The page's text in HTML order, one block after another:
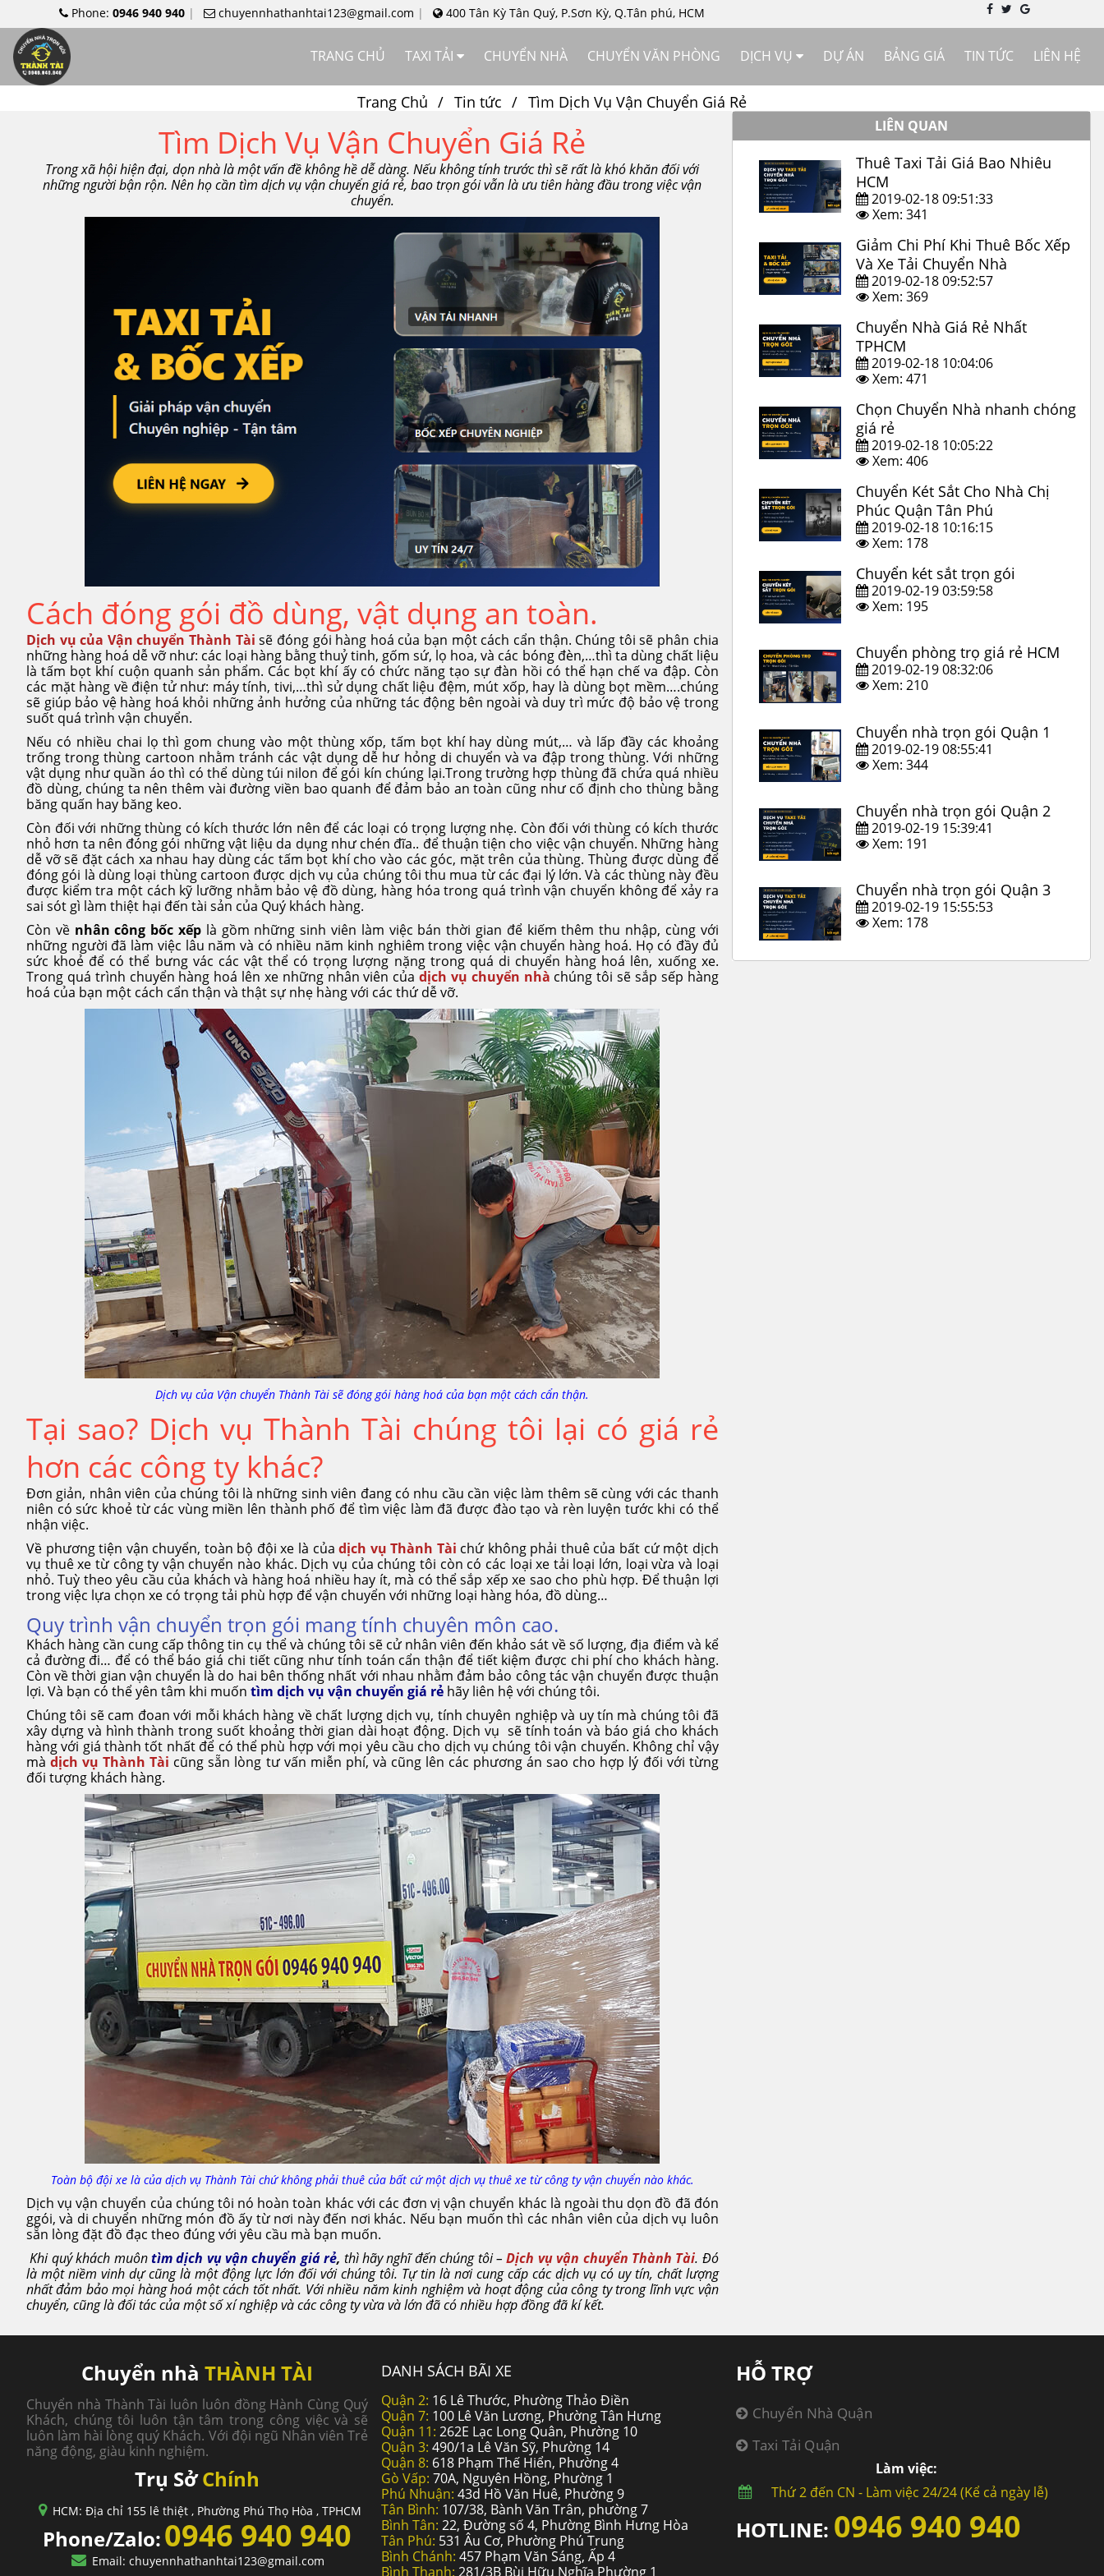
Phone: 0946 940 940 chuyennhathanhtai123@gmail.com 400 Tân Kỳ Tân Quý, P.Sơn Kỳ, Q.Tân phú, HCM
TRANG CHỦ TAXI TẢI CHUYỂN NHÀ CHUYỂN VĂN PHÒNG DỊCH VỤ DỰ ÁN BẢNG GIÁ TIN TỨC LIÊN HỆ
Trang Chủ Tin tức Tìm Dịch Vụ Vận Chuyển Giá Rẻ
Tìm Dịch Vụ Vận Chuyển Giá Rẻ
Trong xã hội hiện đại, dọn nhà là một vấn đề không hề dễ dàng. Nếu không tính trước thì sẽ rất là khó khăn đối với
những người bận rộn. Nên họ cần tìm dịch vụ vận chuyển giá rẻ, bao trọn gói vẫn là ưu tiên hàng đầu trong việc vận
chuyển.
Cách đóng gói đồ dùng, vật dụng an toàn.
Dịch vụ của Vận chuyển Thành Tài sẽ đóng gói hàng hoá của bạn một cách cẩn thận. Chúng tôi sẽ phân chia
những hàng hoá dễ vỡ như: các loại hàng bằng thuỷ tinh, gốm sứ, lọ hoa, và các bóng đèn,…thì ta dùng chất liệu
là tấm bọt khí cuộn quanh sản phẩm. Các bọt khí ấy có chức năng tạo sự đàn hồi có thể hạn chế va đập. Còn
các mặt hàng về điện tử như: máy tính, tivi,…thì sử dụng chất liệu đệm, mút xốp, hay là dùng bọt mềm….chúng
sẽ giúp bảo vệ hàng hoá khỏi những ảnh hưởng của những tác động bên ngoài và duy trì mức độ bảo vệ trong
suốt quá trình vận chuyển.
Nếu có nhiều chai lọ thì gom chung vào một thùng xốp, tấm bọt khí hay dùng mút,… và lấp đầy các khoảng
trống trong thùng cartoon nhằm tránh các vật dụng dễ hư hỏng di chuyển và va đập trong thùng. Với những
vật dụng như quần áo thì có thể dùng túi nilon để gói kín chúng lại.Trong trường hợp thùng đã chứa quá nhiều
đồ dùng, chúng ta nên thêm vài đường viền bao quanh để đảm bảo an toàn cũng như cố định cho thùng bằng
băng quấn hay băng keo.
Còn đối với những thùng có kích thước lớn nên để các loại có trọng lượng nhẹ. Còn đối với thùng có kích thước
nhỏ hơn ta nên đóng gói những vật liệu da dụng như chén đĩa.. để thuận tiện cho việc vận chuyển. Những hàng
dễ vỡ sẽ đặt cách xa nhau hay dùng các tấm bọt khí cho vào các góc, mặt trên của thùng. Thùng được dùng để
đóng gói là dùng loại thùng cartoon được dịch vụ của chúng tôi thu mua từ các đại lý lớn. Và các thùng này đều
được kiểm tra một cách kỹ lưỡng nhằm bảo vệ đồ dùng, hàng hóa trong quá trình vận chuyển không để xảy ra
sai sót gì làm thiệt hại đến tài sản của Quý khách hàng.
Còn về nhân công bốc xếp là gồm những sinh viên làm việc bán thời gian để kiếm thêm thu nhập, cùng với
những người đã làm việc lâu năm và có nhiều năm kinh nghiêm trong việc vận chuyển hàng hoá. Họ có đầy đủ
sức khoẻ để có thể bưng vác các vật thể có trọng lượng nặng trong quá di chuyển hàng hoá lên, xuống xe.
Trong quá trình chuyển hàng hoá lên xe những nhân viên củadịch vụ chuyển nhà chúng tôi sẽ sắp sếp hàng
hoá của bạn một cách cẩn thận và thật sự nhẹ hàng với các thứ dễ vỡ.
Dịch vụ của Vận chuyển Thành Tài sẽ đóng gói hàng hoá của bạn một cách cẩn thận.
Tại sao? Dịch vụ Thành Tài chúng tôi lại có giá rẻ
hơn các công ty khác?
Đơn giản, nhân viên của chúng tôi là những sinh viên đang có nhu cầu cần việc làm thêm sẽ cùng với các thanh
niên có sức khoẻ từ các vùng miền lên thành phố để tìm việc làm đã được đào tạo và rèn luyện tước khi có thể
nhận việc.
Về phương tiện vận chuyển, toàn bộ đội xe là của dịch vụ Thành Tài chứ không phải thuê của bất cứ một dịch
vụ thuê xe từ công ty vận chuyển nào khác. Dịch vụ của chúng tôi còn có các loại xe tải loại lớn, loại vừa và loại
nhỏ. Tuỳ theo yêu cầu của khách và hàng hoá nhiều hay ít, mà có thể sắp xếp xe sao cho phù hợp. Để thuận lợi
trong việc lựa chọn xe có trọng tải phù hợp để vận chuyển với những loại hàng hóa, đồ dùng…
Quy trình vận chuyển trọn gói mang tính chuyên môn cao.
Khách hàng cần cung cấp thông tin cụ thể và chúng tôi sẽ cử nhân viên đến khảo sát về số lượng, địa điểm và kể
cả đường đi… để có thể báo giá chi tiết cũng như tính toán cẩn thận để tiết kiệm được chi phí cho khách hàng.
Còn về thời gian vận chuyển là do hai bên thống nhất với nhau nhằm đảm bảo công tác vận chuyển được thuận
lợi. Và bạn có thể yên tâm khi muốn tìm dịch vụ vận chuyển giá rẻ hãy liên hệ với chúng tôi.
Chúng tôi sẽ cam đoan với mỗi khách hàng về chất lượng dịch vụ, tính chuyên nghiệp và uy tín mà chúng tôi đã
xây dựng và hình thành trong suốt khoảng thời gian dài hoạt động. Dịch vụ sẽ tính toán và báo giá cho khách
hàng với giá thành tốt nhất để có thể phù hợp với mọi yêu cầu cho dịch vụ chúng tôi vận chuyển. Không chỉ vậy
màdịch vụ Thành Tài cũng sẵn lòng tư vấn miễn phí, và cũng lên các phương án sao cho hợp lý đối với từng
đối tượng khách hàng.
Toàn bộ đội xe là của dịch vụ Thành Tài chứ không phải thuê của bất cứ một dịch vụ thuê xe từ công ty vận chuyển nào khác.
Dịch vụ vận chuyển của chúng tôi nó hoàn toàn khác với các đơn vị vận chuyển khác là ngoài thu dọn đồ đã đón
ggói, và di chuyển những món đồ ấy từ nơi này đến nơi khác. Nếu bạn muốn thì các nhân viên của dịch vụ luôn
sẵn lòng đặt đồ đạc theo đúng với yêu cầu mà bạn muốn.
Khi quý khách muôntìm dịch vụ vận chuyển giá rẻ, thì hãy nghĩ đến chúng tôi –Dịch vụ vận chuyển Thành Tài. Đó
là một niềm vinh dự cũng là một động lực lớn đối với chúng tôi. Tự tin là nơi cung cấp các dịch vụ có uy tín, chất lượng
nhất đảm bảo mọi hàng hoá một cách tốt nhất. Với nhiều năm kinh nghiệm và hoạt động của công ty trong lĩnh vực vận
chuyển, cũng là đối tác của một số xí nghiệp và các công ty vừa và lớn đã có nhiều hợp đồng đã kí kết.
LIÊN QUAN
Thuê Taxi Tải Giá Bao Nhiêu
HCM
2019-02-18 09:51:33
Xem: 341
Giảm Chi Phí Khi Thuê Bốc Xếp
Và Xe Tải Chuyển Nhà
2019-02-18 09:52:57
Xem: 369
Chuyển Nhà Giá Rẻ Nhất
TPHCM
2019-02-18 10:04:06
Xem: 471
Chọn Chuyển Nhà nhanh chóng
giá rẻ
2019-02-18 10:05:22
Xem: 406
Chuyển Két Sắt Cho Nhà Chị
Phúc Quận Tân Phú
2019-02-18 10:16:15
Xem: 178
Chuyển két sắt trọn gói
2019-02-19 03:59:58
Xem: 195
Chuyển phòng trọ giá rẻ HCM
2019-02-19 08:32:06
Xem: 210
Chuyển nhà trọn gói Quận 1
2019-02-19 08:55:41
Xem: 344
Chuyển nhà trọn gói Quận 2
2019-02-19 15:39:41
Xem: 191
Chuyển nhà trọn gói Quận 3
2019-02-19 15:55:53
Xem: 178
Chuyển nhà THÀNH TÀI
Chuyển nhà Thành Tài luôn luôn đồng Hành Cùng Quý
Khách, chúng tôi luôn tận tâm trong công việc và sẽ
luôn làm hài lòng quý Khách. Với đội ngũ Nhân viên Trẻ
năng động, giàu kinh nghiệm.
Trụ SởChính
HCM: Địa chỉ 155 lê thiệt , Phường Phú Thọ Hòa , TPHCM
Phone/Zalo:0946 940 940
Email: chuyennhathanhtai123@gmail.com
DANH SÁCH BÃI XE
Quận 2: 16 Lê Thước, Phường Thảo Điền
Quận 7: 100 Lê Văn Lương, Phường Tân Hưng
Quận 11: 262E Lạc Long Quân, Phường 10
Quận 3: 490/1a Lê Văn Sỹ, Phường 14
Quận 8: 618 Phạm Thế Hiển, Phường 4
Gò Vấp: 70A, Nguyên Hồng, Phường 1
Phú Nhuận: 43d Hồ Văn Huê, Phường 9
Tân Bình: 107/38, Bành Văn Trân, phường 7
Bình Tân: 22, Đường số 4, Phường Bình Hưng Hòa
Tân Phú: 531 Âu Cơ, Phường Phú Trung
Bình Chánh: 457 Phạm Văn Sáng, Ấp 4
Bình Thạnh: 281/3B Bùi Hữu Nghĩa Phường 1
HỖ TRỢ
Chuyển Nhà Quận
Taxi Tải Quận
Làm việc:
Thứ 2 đến CN - Làm việc 24/24 (Kể cả ngày lễ)
HOTLINE: 0946 940 940